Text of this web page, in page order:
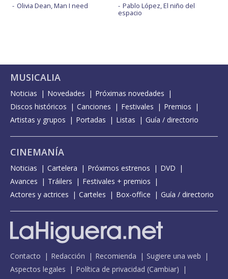
Olivia Dean, Man I need Pablo López, El niño del
espacio
MUSICALIA
Noticias Novedades
Próximas novedades
Discos históricos
Canciones Festivales
Premios
Artistas y grupos
Portadas Listas Guía / directorio
CINEMANÍA
Noticias Cartelera Próximos estrenos
DVD
Avances
Tráilers
Festivales + premios
Actores y actrices
Carteles Box-office Guía / directorio
Contacto Redacción Recomienda
Sugiere una web
Aspectos legales
Política de privacidad (Cambiar)